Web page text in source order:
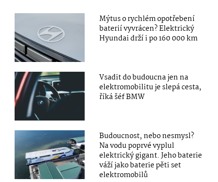
Mýtus o rychlém opotřebení
baterií vyvrácen? Elektrický
Hyundai drží i po 160 000 km
Vsadit do budoucna jen na
elektromobilitu je slepá cesta,
říká šéf BMW
Budoucnost, nebo nesmysl?
Na vodu poprvé vyplul
elektrický gigant. Jeho baterie
váží jako baterie pěti set
elektromobilů